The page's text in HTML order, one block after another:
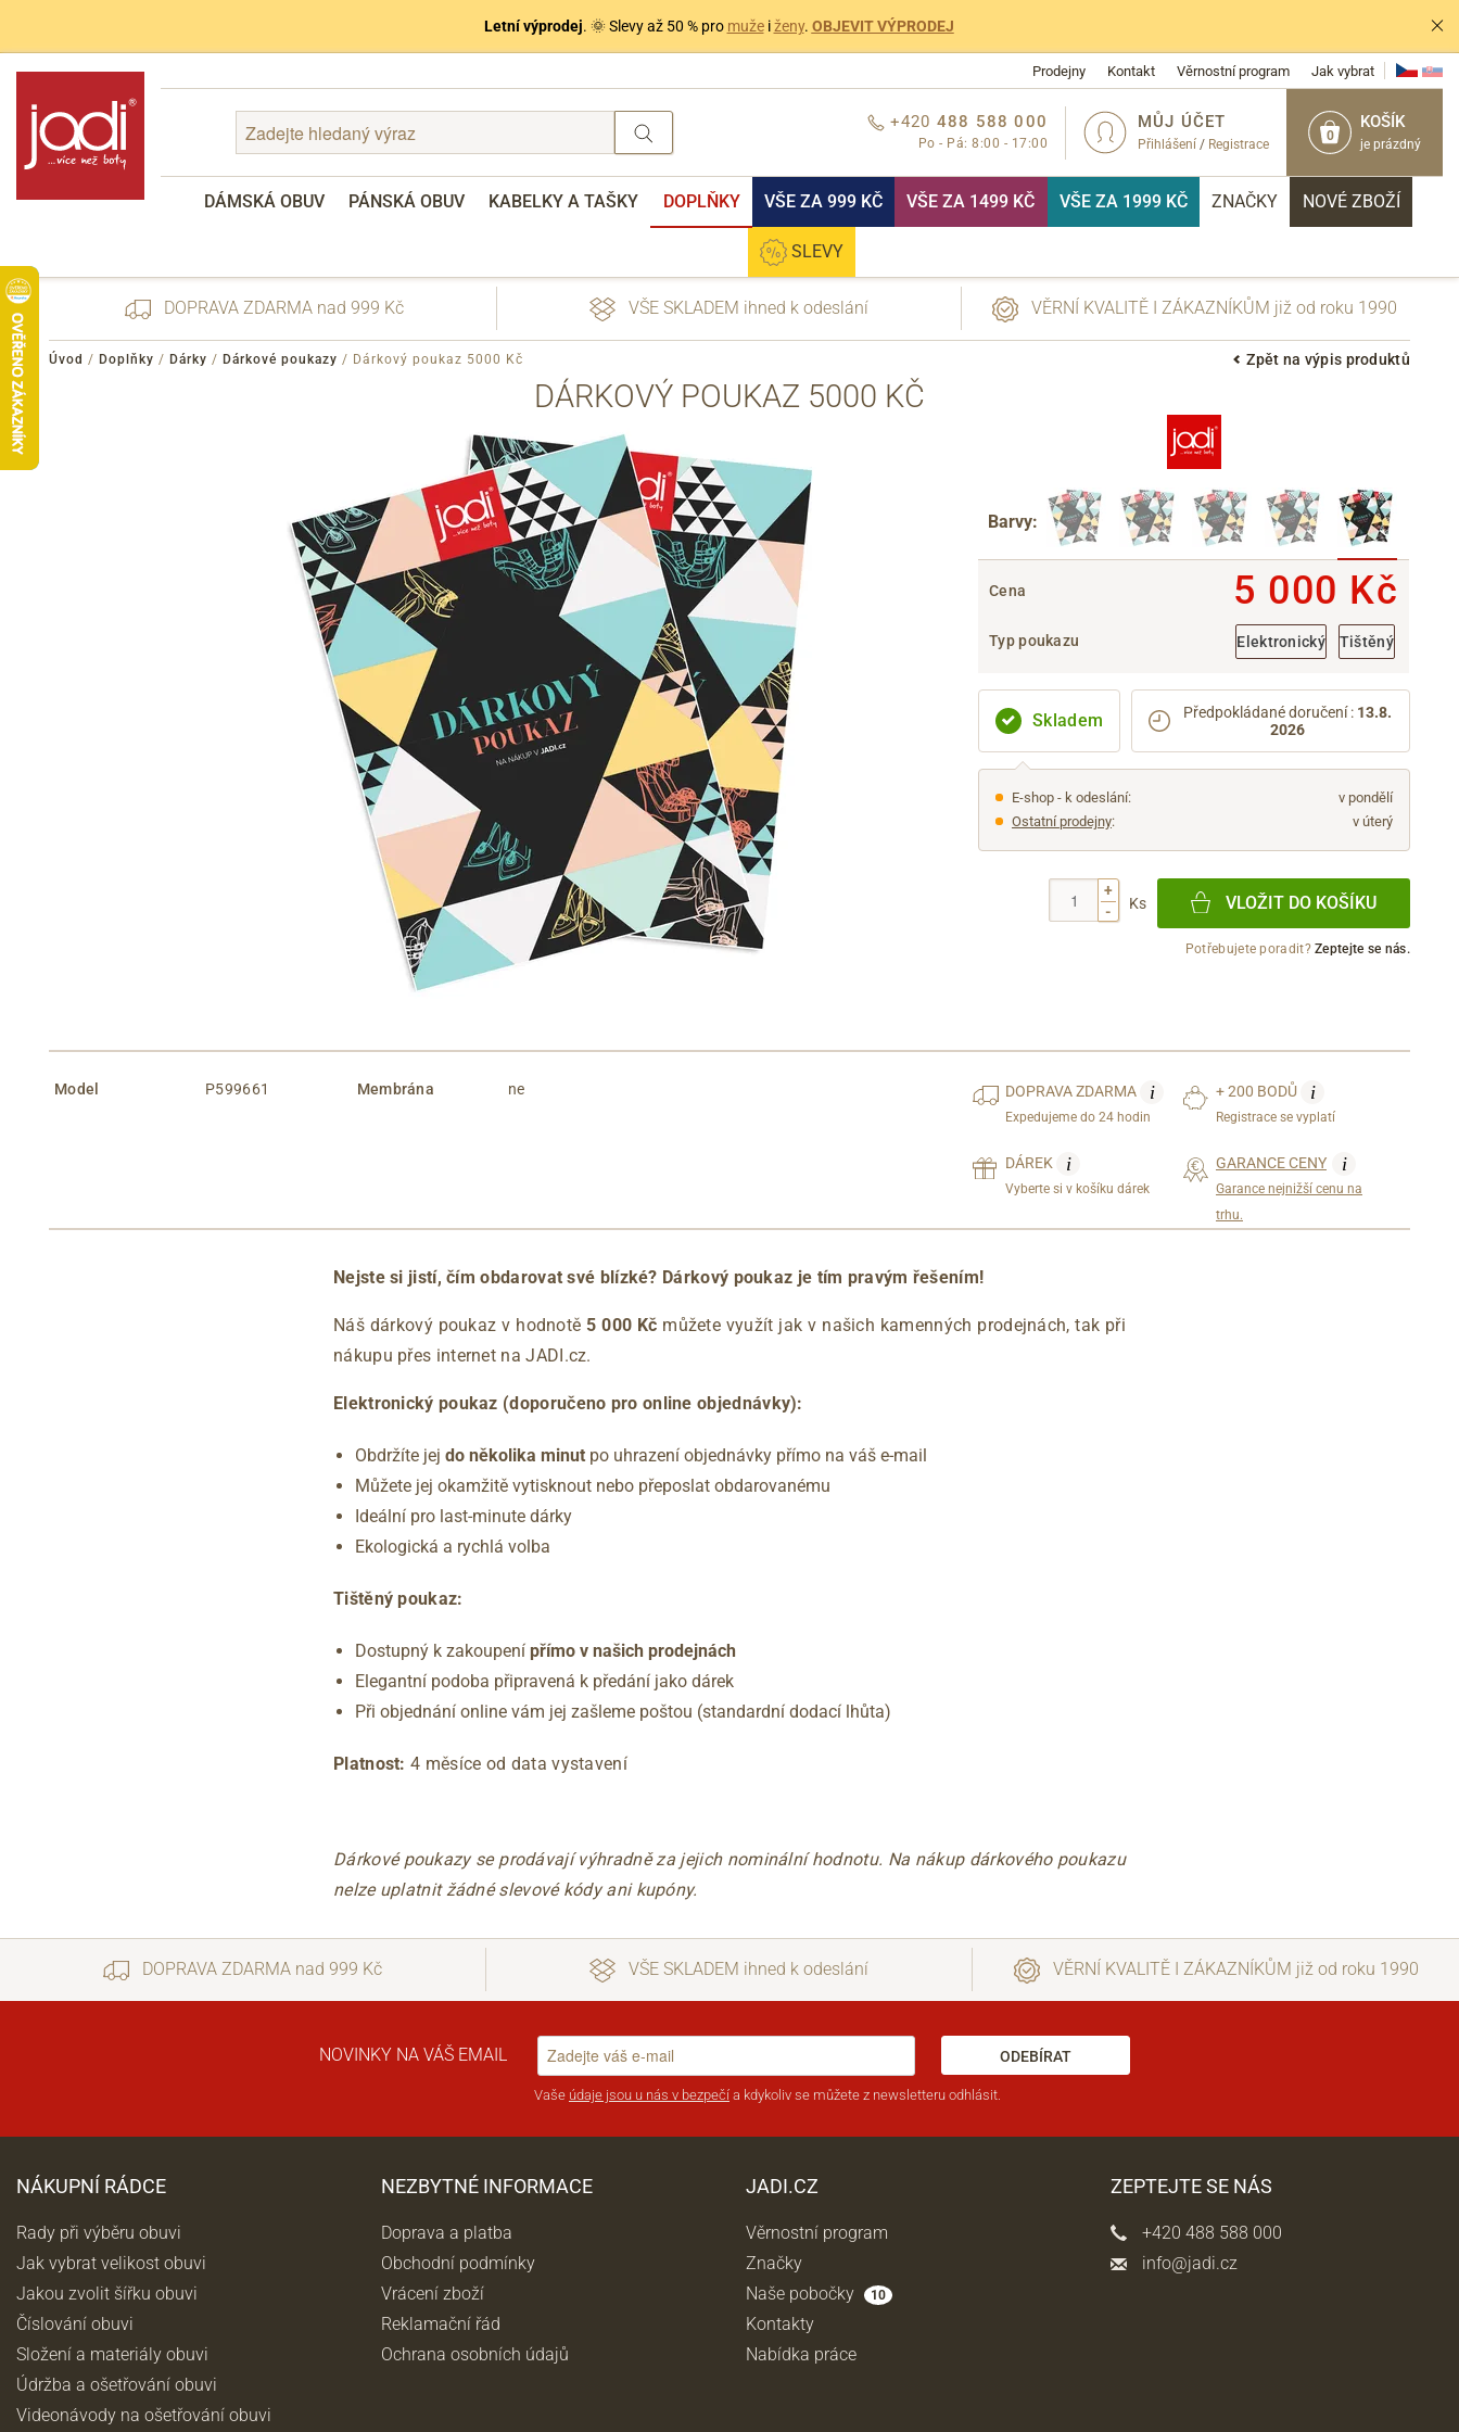
Letní výprodej. 🌞 Slevy až 50 % pro mužeiženy. OBJEVIT VÝPRODEJ
Prodejny Kontakt Věrnostní program Jak vybrat
0
KOŠÍK
je prázdný
MŮJ ÚČET
Přihlášení / Registrace
+420 488 588 000
Po - Pá: 8:00 - 17:00
DÁMSKÁ OBUV PÁNSKÁ OBUV KABELKY A TAŠKY DOPLŇKY VŠE ZA 999 KČ VŠE ZA 1499 KČ VŠE ZA 1999 KČ ZNAČKY NOVÉ ZBOŽÍ
SLEVY
nebo přihlášení
Přes Facebook
Přes Seznam
Přes Google
zpracování osobních údajů
DOPRAVA ZDARMA nad 999 Kč VŠE SKLADEM ihned k odeslání VĚRNÍ KVALITĚ I ZÁKAZNÍKŮM již od roku 1990
Zpět na výpis produktů
Úvod / Doplňky / Dárky / Dárkové poukazy / Dárkový poukaz 5000 Kč
DÁRKOVÝ POUKAZ 5000 KČ
Barvy:
Cena 5 000 Kč
Typ poukazu Elektronický Tištěný
Skladem Předpokládané doručení : 13.8.
2026
E-shop - k odeslání:
v pondělí
Ostatní prodejny: v úterý
+
-
Ks VLOŽIT DO KOŠÍKU
Potřebujete poradit?Zeptejte se nás.
Model P599661 Membrána ne DOPRAVAZDARMA i
Expedujeme do 24 hodin
+ 200 BODŮ i
Registrace se vyplatí
DÁREK i
Vyberte si v košíku dárek
GARANCE CENY i
Garance nejnižší cenu na
trhu.
Nejste si jistí, čím obdarovat své blízké? Dárkový poukaz je tím pravým řešením!
Náš dárkový poukaz v hodnotě 5 000 Kč můžete využít jak v našich kamenných prodejnách, tak při
nákupu přes internet na JADI.cz.
Elektronický poukaz (doporučeno pro online objednávky):
Obdržíte jej do několika minut po uhrazení objednávky přímo na váš e-mail
Můžete jej okamžitě vytisknout nebo přeposlat obdarovanému
Ideální pro last-minute dárky
Ekologická a rychlá volba
Tištěný poukaz:
Dostupný k zakoupení přímo v našich prodejnách
Elegantní podoba připravená k předání jako dárek
Při objednání online vám jej zašleme poštou (standardní dodací lhůta)
Platnost: 4 měsíce od data vystavení
Dárkové poukazy se prodávají výhradně za jejich nominální hodnotu. Na nákup dárkového poukazu
nelze uplatnit žádné slevové kódy ani kupóny.
DOPRAVA ZDARMA nad 999 Kč VŠE SKLADEM ihned k odeslání VĚRNÍ KVALITĚ I ZÁKAZNÍKŮM již od roku 1990
NOVINKY NA VÁŠ EMAIL ODEBÍRAT
Vaše údaje jsou u nás v bezpečí a kdykoliv se můžete z newsletteru odhlásit.
NÁKUPNÍ RÁDCE
Rady při výběru obuvi
Jak vybrat velikost obuvi
Jakou zvolit šířku obuvi
Číslování obuvi
Složení a materiály obuvi
Údržba a ošetřování obuvi
Videonávody na ošetřování obuvi
NEZBYTNÉ INFORMACE
Doprava a platba
Obchodní podmínky
Vrácení zboží
Reklamační řád
Ochrana osobních údajů
JADI.CZ
Věrnostní program
Značky
Naše pobočky
10
Kontakty
Nabídka práce
ZEPTEJTE SE NÁS
+420 488 588 000
info@jadi.cz